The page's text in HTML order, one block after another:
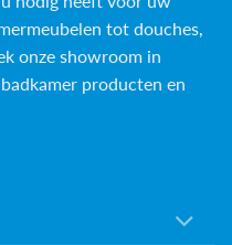
tot douches,
onze showroom in
producten en